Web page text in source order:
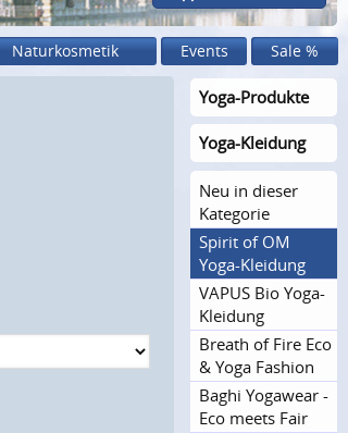
Naturkosmetik Events Sale %
Yoga-Produkte
Yoga-Kleidung
Neu in dieser
Kategorie
Spirit of OM
Yoga-Kleidung
VAPUS Bio Yoga-
Kleidung
Breath of Fire Eco
& Yoga Fashion
Baghi Yogawear -
Eco meets Fair